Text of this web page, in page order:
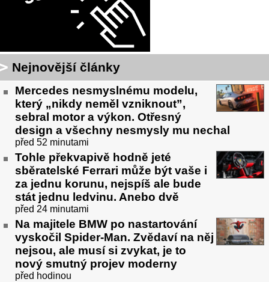
Nejnovější články
Mercedes nesmyslnému modelu,
který „nikdy neměl vzniknout”,
sebral motor a výkon. Otřesný
design a všechny nesmysly mu nechal
před 52 minutami
Tohle překvapivě hodně jeté
sběratelské Ferrari může být vaše i
za jednu korunu, nejspíš ale bude
stát jednu ledvinu. Anebo dvě
před 24 minutami
Na majitele BMW po nastartování
vyskočil Spider-Man. Zvědaví na něj
nejsou, ale musí si zvykat, je to
nový smutný projev moderny
před hodinou